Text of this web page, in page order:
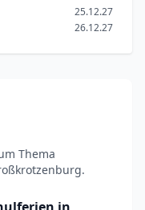
25.12.27
26.12.27
Thema